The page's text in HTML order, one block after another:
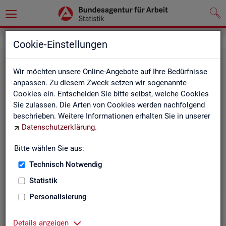
Cookie-Einstellungen
Wir möchten unsere Online-Angebote auf Ihre Bedürfnisse
anpassen. Zu diesem Zweck setzen wir sogenannte
Cookies ein. Entscheiden Sie bitte selbst, welche Cookies
Sie zulassen. Die Arten von Cookies werden nachfolgend
beschrieben. Weitere Informationen erhalten Sie in unserer
Datenschutzerklärung.
Bitte wählen Sie aus:
Technisch Notwendig
Statistik
Personalisierung
Details anzeigen
Me­tho­di­sche Hin­wei­se
Hintergrundinformationen und methodische Hinweise
zu den Fachstatistiken und weiteren Themen, z. B. zur